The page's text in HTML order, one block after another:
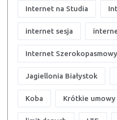
Internet na Studia
internet sesja
Internet Szerokopasmowy
Jagiellonia Białystok
Koba Krótkie umowy